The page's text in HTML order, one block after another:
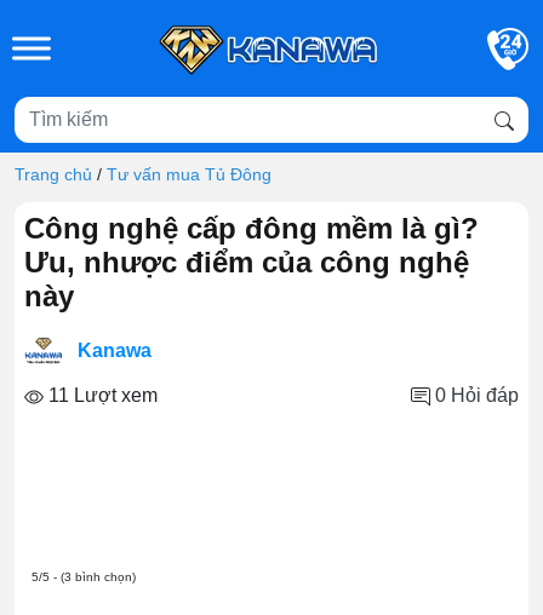
Trang chủ / Tư vấn mua Tủ Đông
Công nghệ cấp đông mềm là gì?
Ưu, nhược điểm của công nghệ
này
Kanawa
11 Lượt xem 0 Hỏi đáp
5/5 - (3 bình chọn)